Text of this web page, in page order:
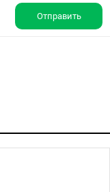
Отправить